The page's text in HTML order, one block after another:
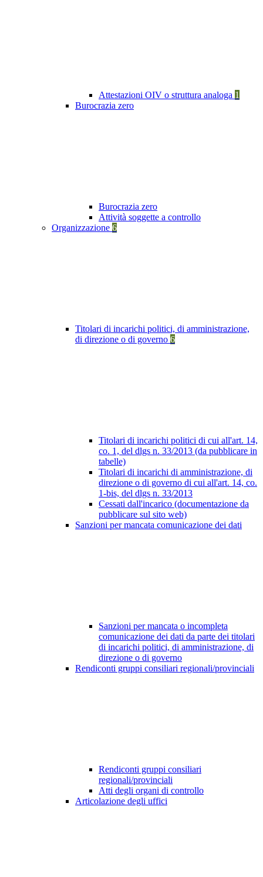
Attestazioni OIV o struttura analoga 1
Burocrazia zero
Burocrazia zero
Attività soggette a controllo
Organizzazione 6
Titolari di incarichi politici, di amministrazione,
di direzione o di governo 6
Titolari di incarichi politici di cui all'art. 14,
co. 1, del dlgs n. 33/2013 (da pubblicare in
tabelle)
Titolari di incarichi di amministrazione, di
direzione o di governo di cui all'art. 14, co.
1-bis, del dlgs n. 33/2013
Cessati dall'incarico (documentazione da
pubblicare sul sito web)
Sanzioni per mancata comunicazione dei dati
Sanzioni per mancata o incompleta
comunicazione dei dati da parte dei titolari
di incarichi politici, di amministrazione, di
direzione o di governo
Rendiconti gruppi consiliari regionali/provinciali
Rendiconti gruppi consiliari
regionali/provinciali
Atti degli organi di controllo
Articolazione degli uffici